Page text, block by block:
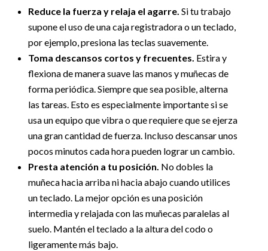
Reduce la fuerza y relaja el agarre. Si tu trabajo
supone el uso de una caja registradora o un teclado,
por ejemplo, presiona las teclas suavemente.
Toma descansos cortos y frecuentes. Estira y
flexiona de manera suave las manos y muñecas de
forma periódica. Siempre que sea posible, alterna
las tareas. Esto es especialmente importante si se
usa un equipo que vibra o que requiere que se ejerza
una gran cantidad de fuerza. Incluso descansar unos
pocos minutos cada hora pueden lograr un cambio.
Presta atención a tu posición. No dobles la
muñeca hacia arriba ni hacia abajo cuando utilices
un teclado. La mejor opción es una posición
intermedia y relajada con las muñecas paralelas al
suelo. Mantén el teclado a la altura del codo o
ligeramente más bajo.